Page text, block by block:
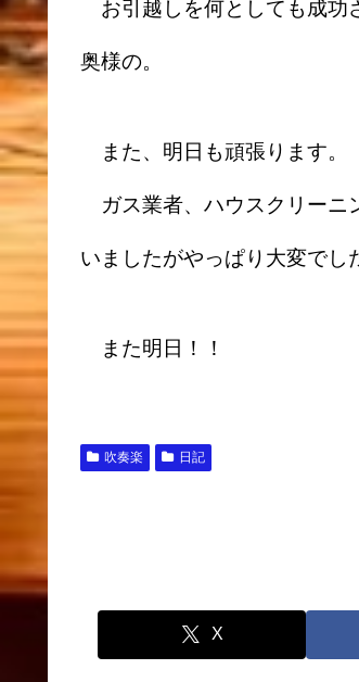
お引越しを何としても成功
奥様の。
また、明日も頑張ります。
ガス業者、ハウスクリーニ
いましたがやっぱり大変でし
また明日！！
吹奏楽 日記
X